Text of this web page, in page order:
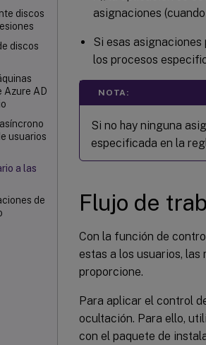
discos
discos
Azure AD
usuarios
a las
de
asignaciones
Si esas
los procesos
NOTA:
Si no hay ninguna
especificada en la
Flujo de
Con la función de
estas a los usuarios,
proporcione.
Para aplicar el control
ocultación. Para ello,
con el paquete de